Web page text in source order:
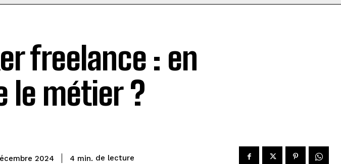
freelance : en
le métier ?
2024 4 min. de lecture